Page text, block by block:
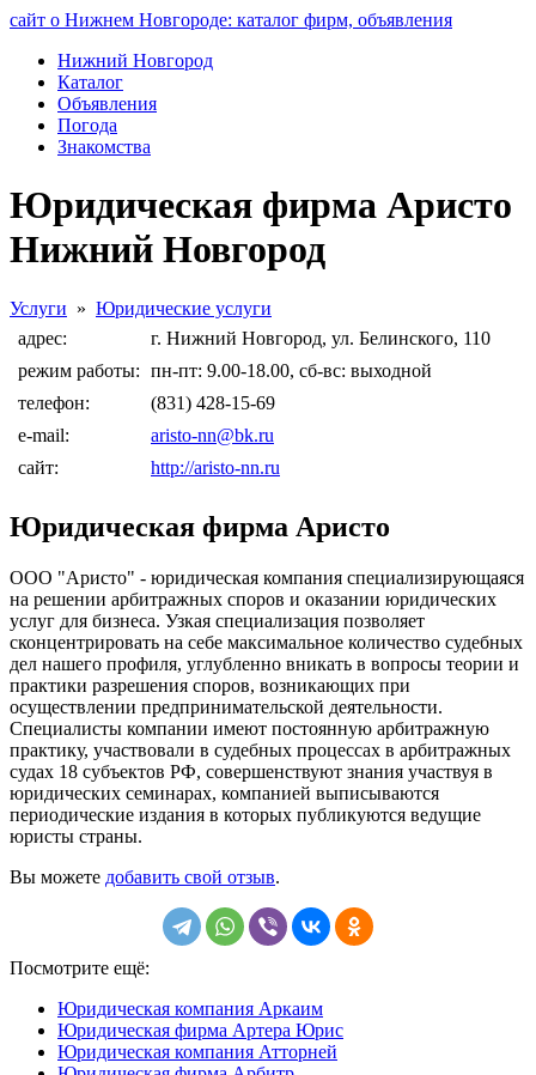
сайт о Нижнем Новгороде: каталог фирм, объявления
Нижний Новгород
Каталог
Объявления
Погода
Знакомства
Юридическая фирма Аристо
Нижний Новгород
Услуги » Юридические услуги
адрес:
г. Нижний Новгород, ул. Белинского, 110
режим работы: пн-пт: 9.00-18.00, сб-вс: выходной
телефон:
(831) 428-15-69
e-mail:
aristo-nn@bk.ru
сайт:
http://aristo-nn.ru
Юридическая фирма Аристо
ООО "Аристо" - юридическая компания специализирующаяся
на решении арбитражных споров и оказании юридических
услуг для бизнеса. Узкая специализация позволяет
сконцентрировать на себе максимальное количество судебных
дел нашего профиля, углубленно вникать в вопросы теории и
практики разрешения споров, возникающих при
осуществлении предпринимательской деятельности.
Специалисты компании имеют постоянную арбитражную
практику, участвовали в судебных процессах в арбитражных
судах 18 субъектов РФ, совершенствуют знания участвуя в
юридических семинарах, компанией выписываются
периодические издания в которых публикуются ведущие
юристы страны.
Вы можете добавить свой отзыв.
Посмотрите ещё:
Юридическая компания Аркаим
Юридическая фирма Артера Юрис
Юридическая компания Атторней